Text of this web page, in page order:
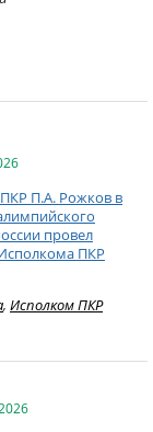
П.А. Рожков в
провел
ПКР
, Исполком ПКР